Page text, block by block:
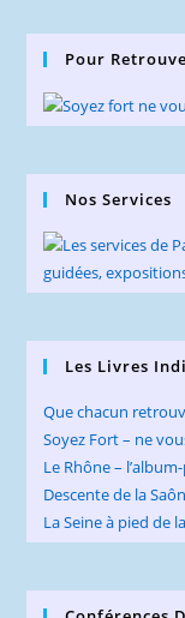
Pour
Nos Services
Les Livres
Que chacun
Soyez Fort – ne
Le Rhône –
Descente de la
La Seine à pied de